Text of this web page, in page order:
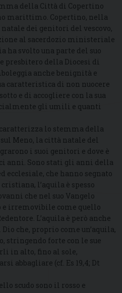
della Città di Copertino
marittimo. Copertino, nella
dei genitori del vescovo,
al sacerdozio ministeriale
ha svolto una parte del suo
presbitero della Diocesi di
anche benignità e
caratteristica di non nuocere
e di accogliere con la sua
gli umili e quanti
lo stemma della
Meno, la città natale del
i suoi genitori e dove è
anni. Sono stati gli anni della
che hanno segnato
l’aquila è spesso
che nel suo Vangelo
e irremovibile come quello
L’aquila è però anche
che, proprio come un’aquila,
stringendo forte con le sue
in alto, fino al sole,
abbagliare (cf. Es 19,4; Dt
scudo sono il rosso e